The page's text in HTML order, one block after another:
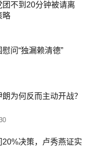
不到20分钟被请离
略
问“独漏赖清德”
为何反而主动开战？
决策，卢秀燕证实